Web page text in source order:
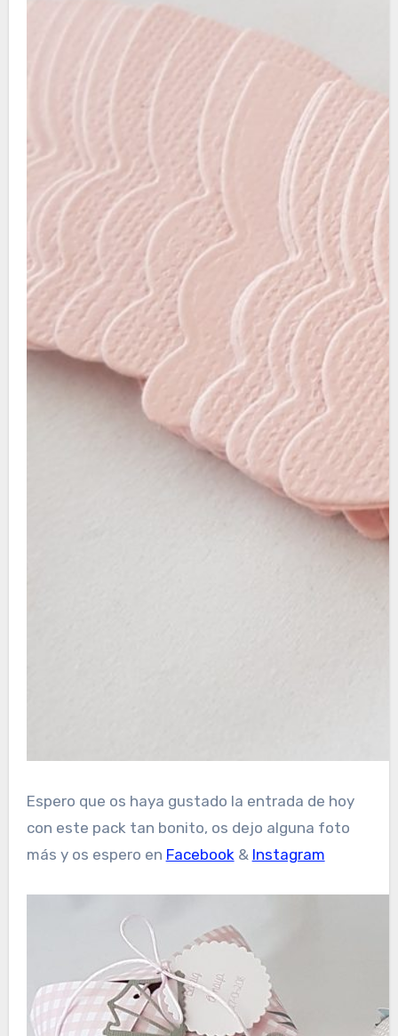
Espero que os haya gustado la entrada de hoy
con este pack tan bonito, os dejo alguna foto
más y os espero en Facebook& Instagram